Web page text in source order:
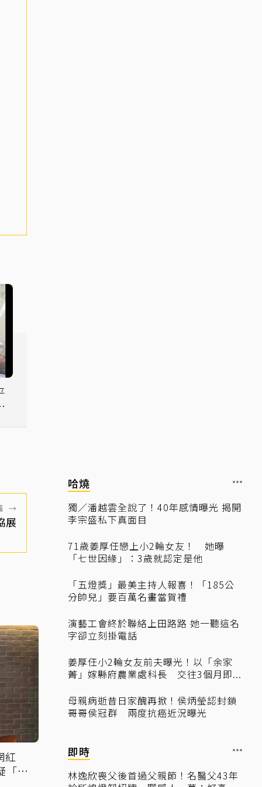
→
展
紅
「早
哈燒
獨／潘越雲全說了！40年感情曝光 揭開
李宗盛私下真面目
71歲姜厚任戀上小2輪女友！ 她曝
「七世因緣」：3歲就認定是他
「五燈獎」最美主持人報喜！「185公
分帥兒」要百萬名畫當賀禮
演藝工會終於聯絡上田路路 她一聽這名
字卻立刻掛電話
姜厚任小2輪女友前夫曝光！以「余家
菁」嫁縣府農業處科長 交往3個月即...
母親病逝昔日家醜再掀！侯炳瑩認封鎖
哥哥侯冠群 兩度抗癌近況曝光
即時
林逸欣喪父後首過父親節！名醫父43年